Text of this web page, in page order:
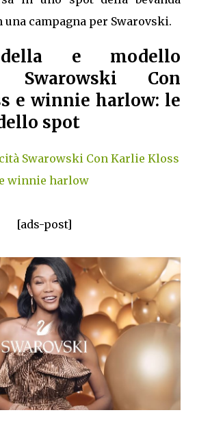
una campagna per Swarovski.
e modello
Swarowski Con
e winnie harlow: le
spot
Swarowski Con Karlie Kloss
e winnie harlow
[ads-post]